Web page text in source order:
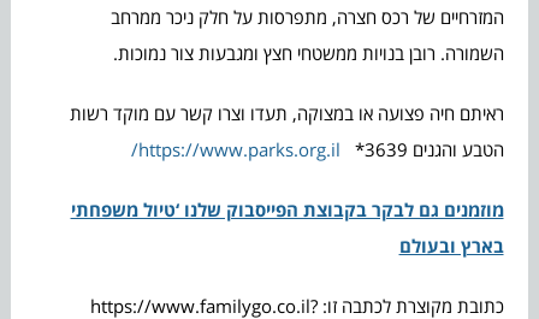
המזרחיים של רכס חצרה, מתפרסות על חלק ניכר ממרחב
השמורה. רובן בנויות ממשטחי חצץ ומגבעות צור נמוכות.
ראיתם חיה פצועה או במצוקה, תעדו וצרו קשר עם מוקד רשות
הטבע והגנים 3639*
https://www.parks.org.il/
מוזמנים גם לבקר בקבוצת הפייסבוק שלנו ‘טיול משפחתי
בארץ ובעולם
כתובת מקוצרת לכתבה זו: https://www.familygo.co.il?